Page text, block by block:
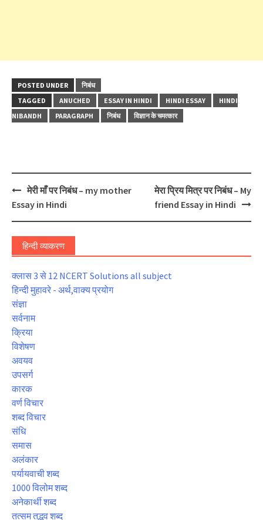
POSTED UNDER
निबंध
TAGGED
ANUCHED ESSAY IN HINDI HINDI ESSAY
HINDI
NIBANDH
PARAGRAPH निबंध विज्ञान के चमत्कार
Post
navigation
मेरी माँ पर निबंध – my mother
Essay in Hindi
मेरा प्रिय मित्र पर निबंध – My
friend Essay in Hindi
हिन्दी व्याकरण
क्लास 3 से 12 NCERT Solutions all subject
हिन्दी मुहावरे - अर्थ,वाक्य प्रयोग
संज्ञा
सर्वनाम
क्रिया
विशेषण
अवयव
उपसर्ग
कारक
वर्ण विचार
शब्द विचार
संधि
समास
अलंकार
पर्यायवाची शब्द
1000 विलोम शब्द
अनेकार्थी शब्द
तत्सम तद्भव शब्द